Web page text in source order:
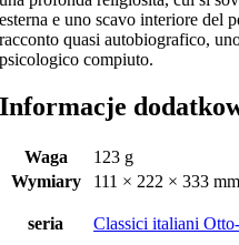
esterna e uno scavo interiore del
racconto quasi autobiografico,
psicologico compiuto.
Informacje
Waga
123 g
Wymiary
111 × 222 × 333 mm
seria Classici italiani